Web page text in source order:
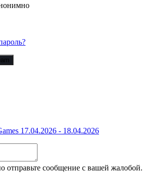
17.04.2026 - 18.04.2026
отправьте сообщение с вашей жалобой.